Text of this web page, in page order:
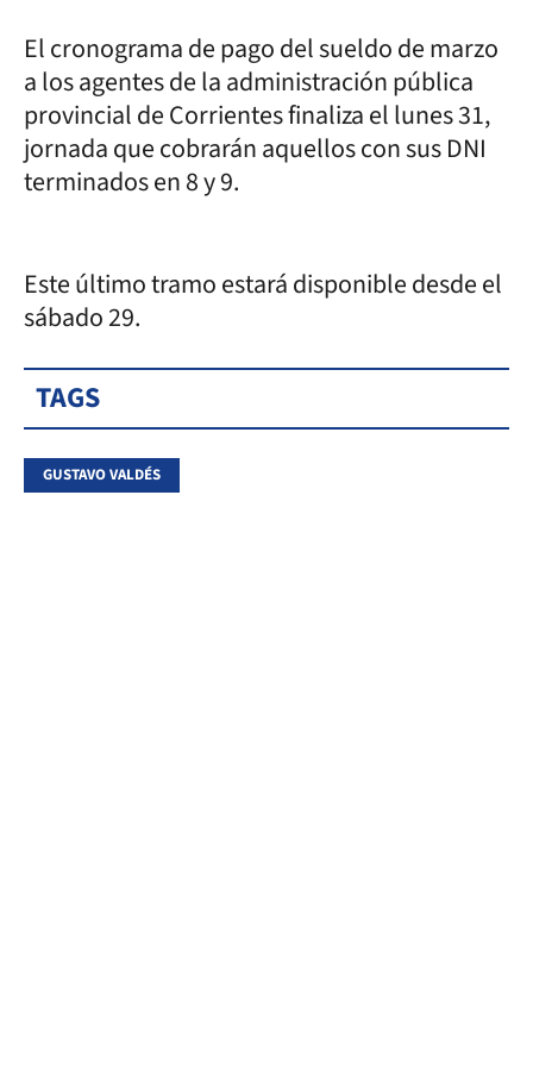
El cronograma de pago del sueldo de marzo
a los agentes de la administración pública
provincial de Corrientes finaliza el lunes 31,
jornada que cobrarán aquellos con sus DNI
terminados en 8 y 9.
Este último tramo estará disponible desde el
sábado 29.
TAGS
GUSTAVO VALDÉS